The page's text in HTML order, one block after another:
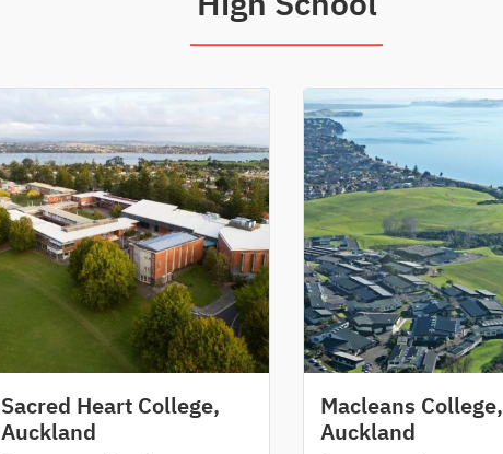
Sacred Heart College,
Auckland
Macleans College,
Auckland